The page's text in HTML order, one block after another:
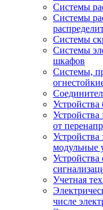
Системы
Системы
Системы
Системы
шкафов
Системы,
Устройства
от
модульные
Устройства
Учетная
числе